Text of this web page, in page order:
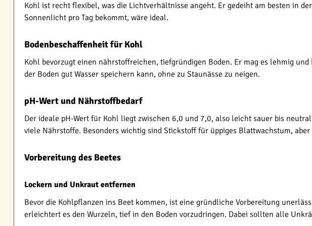
Kohl ist recht flexibel, was die Lichtverhältnisse angeht. Er gedeiht am besten in
Sonnenlicht pro Tag bekommt, wäre ideal.
Bodenbeschaffenheit für Kohl
Kohl bevorzugt einen nährstoffreichen, tiefgründigen Boden. Er mag es lehmig
der Boden gut Wasser speichern kann, ohne zu Staunässe zu neigen.
pH-Wert und Nährstoffbedarf
Der ideale pH-Wert für Kohl liegt zwischen 6,0 und 7,0, also leicht sauer bis
viele Nährstoffe. Besonders wichtig sind Stickstoff für üppiges Blattwachstum,
Vorbereitung des Beetes
Lockern und Unkraut entfernen
Bevor die Kohlpflanzen ins Beet kommen, ist eine gründliche Vorbereitung
erleichtert es den Wurzeln, tief in den Boden vorzudringen. Dabei sollten alle